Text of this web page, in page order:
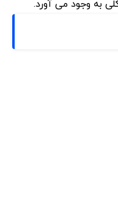
به وجود می آورد.